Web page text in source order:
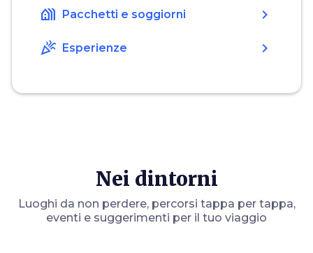
holiday_village Pacchetti e soggiorni chevron_right
celebration Esperienze chevron_right
Nei dintorni
Luoghi da non perdere, percorsi tappa per tappa,
eventi e suggerimenti per il tuo viaggio